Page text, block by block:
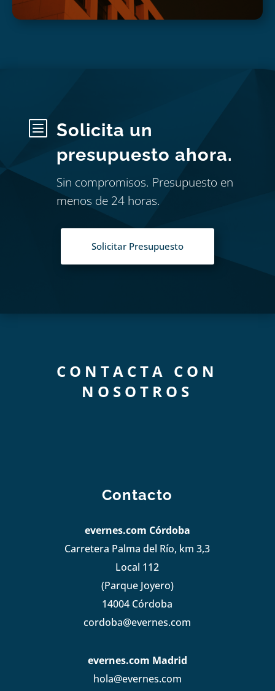
b
Solicita un
presupuesto ahora.
Sin compromisos. Presupuesto en
menos de 24 horas.
Solicitar Presupuesto
CONTACTA CON
NOSOTROS
Contacto
evernes.com Córdoba
Carretera Palma del Río, km 3,3
Local 112
(Parque Joyero)
14004 Córdoba
cordoba@evernes.com
evernes.com Madrid
hola@evernes.com